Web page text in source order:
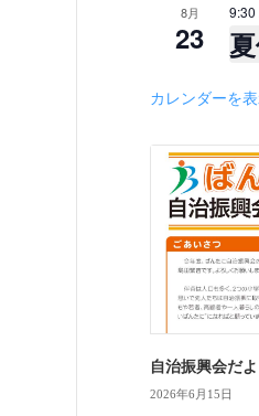
8月
23
9:30
カレンダーを
自治振興会だ
2026年6月15日